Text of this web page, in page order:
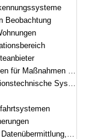
Beobachtung
nach den Art. 42 und 43
Systeme
und Sicherung